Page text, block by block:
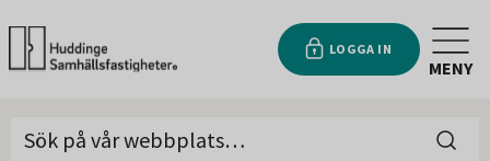
LOGGA IN
MENY